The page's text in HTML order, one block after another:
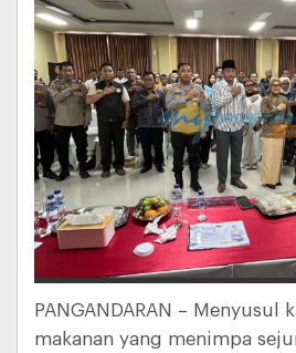
PANGANDARAN – Menyusul
makanan yang menimpa